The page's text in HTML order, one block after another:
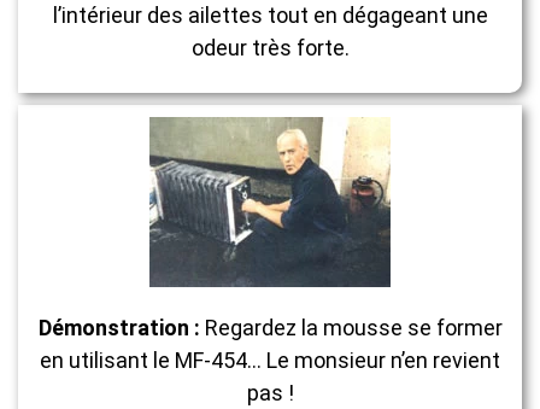
l’intérieur des ailettes tout en dégageant une
odeur très forte.
Démonstration : Regardez la mousse se former
en utilisant le MF-454… Le monsieur n’en revient
pas !